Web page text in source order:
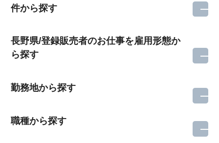
件から探す
長野県/登録販売者のお仕事を雇用形態か
ら探す
勤務地から探す
職種から探す